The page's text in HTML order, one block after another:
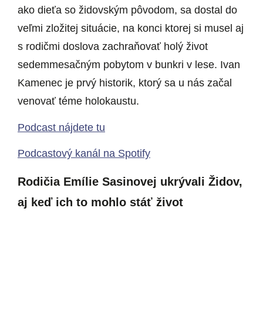
ako dieťa so židovským pôvodom, sa dostal do
veľmi zložitej situácie, na konci ktorej si musel aj
s rodičmi doslova zachraňovať holý život
sedemmesačným pobytom v bunkri v lese. Ivan
Kamenec je prvý historik, ktorý sa u nás začal
venovať téme holokaustu.
Podcast nájdete tu
Podcastový kanál na Spotify
Rodičia Emílie Sasinovej ukrývali Židov,
aj keď ich to mohlo stáť život